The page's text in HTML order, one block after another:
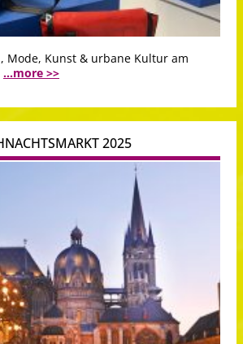
Mode, Kunst & urbane Kultur am
...more >>
2025